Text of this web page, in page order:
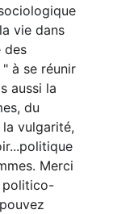
vie dans
des
à se réunir
aussi la
du
vulgarité,
Merci
politico-